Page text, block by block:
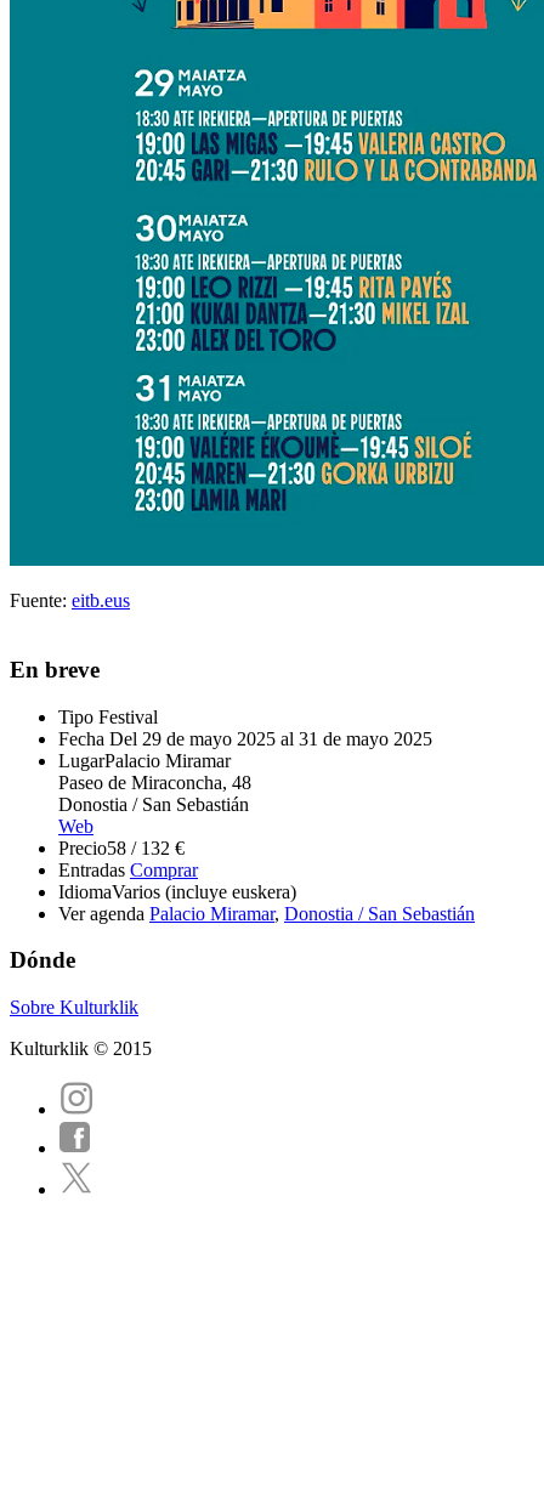
Fuente: eitb.eus
En breve
Tipo Festival
Fecha Del 29 de mayo 2025 al 31 de mayo 2025
LugarPalacio Miramar
Paseo de Miraconcha, 48
Donostia / San Sebastián
Web
Precio58 / 132 €
Entradas Comprar
IdiomaVarios (incluye euskera)
Ver agenda Palacio Miramar, Donostia / San Sebastián
Dónde
Sobre Kulturklik
Kulturklik © 2015